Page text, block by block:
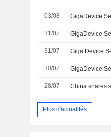
03/08
31/07
31/07 Giga Device
30/07 GigaDevice
28/07 China shares
Plus d'actualités